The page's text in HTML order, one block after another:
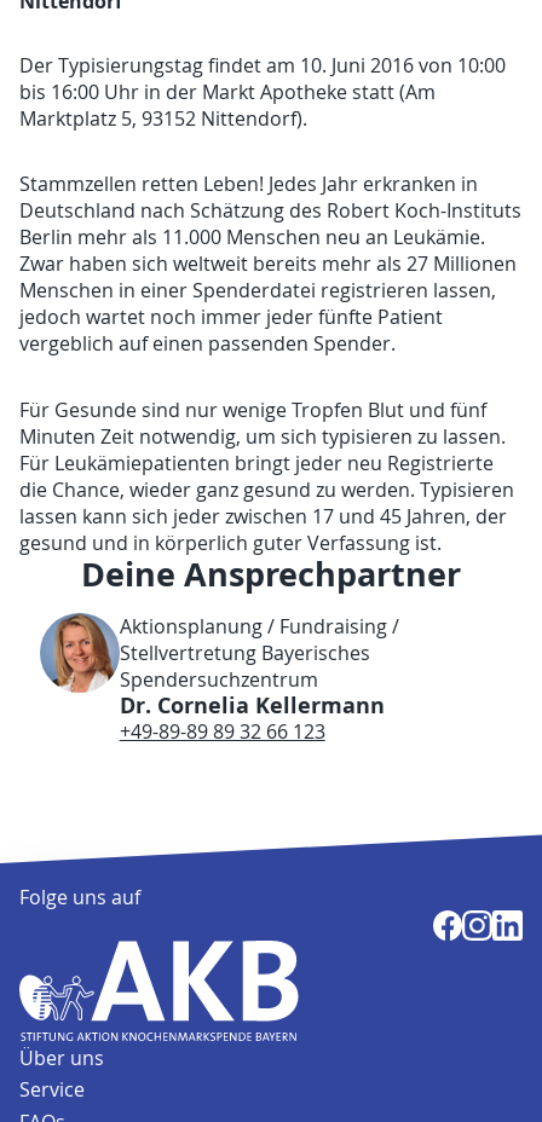
Der Typisierungstag findet am 10. Juni 2016 von 10:00
bis 16:00 Uhr in der Markt Apotheke statt (Am
Marktplatz 5, 93152 Nittendorf).
Stammzellen retten Leben! Jedes Jahr erkranken in
Deutschland nach Schätzung des Robert Koch-Instituts
Berlin mehr als 11.000 Menschen neu an Leukämie.
Zwar haben sich weltweit bereits mehr als 27 Millionen
Menschen in einer Spenderdatei registrieren lassen,
jedoch wartet noch immer jeder fünfte Patient
vergeblich auf einen passenden Spender.
Für Gesunde sind nur wenige Tropfen Blut und fünf
Minuten Zeit notwendig, um sich typisieren zu lassen.
Für Leukämiepatienten bringt jeder neu Registrierte
die Chance, wieder ganz gesund zu werden. Typisieren
lassen kann sich jeder zwischen 17 und 45 Jahren, der
gesund und in körperlich guter Verfassung ist.
Deine Ansprechpartner
Aktionsplanung / Fundraising /
Stellvertretung Bayerisches
Spendersuchzentrum
Dr. Cornelia Kellermann
+49-89-89 89 32 66 123
Folge uns auf
Über uns
Service